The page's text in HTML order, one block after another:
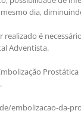
dia,
realizado é
Adventista.
embolizacao-da-